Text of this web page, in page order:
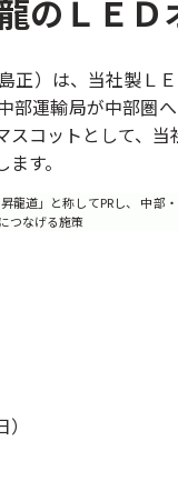
のＬＥ
正）は、当社製Ｌ
部運輸局が中部圏
スコットとして、
す。
龍道」と称してPRし、 中部
つなげる施策